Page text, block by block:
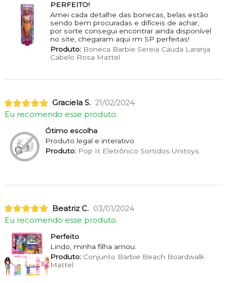
PERFEITO!
Amei cada detalhe das bonecas, belas estão
sendo bem procuradas e difíceis de achar,
por sorte consegui encontrar ainda disponível
no site, chegaram aqui rm SP perfeitas!
Produto:Boneca Barbie Sereia Cauda Laranja
Cabelo Rosa Mattel
Graciela S. 21/02/2024
Eu recomendo esse produto.
Ótimo escolha
Produto legal e interativo
Produto:Pop It Eletrônico Sortidos Unitoys
Beatriz C. 03/01/2024
Eu recomendo esse produto.
Perfeito
Lindo, minha filha amou.
Produto:Conjunto Barbie Beach Boardwalk
Mattel